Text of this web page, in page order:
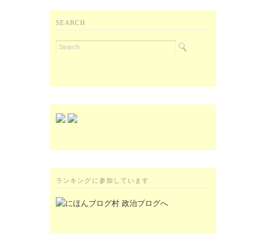
SEARCH
ランキングに参加しています